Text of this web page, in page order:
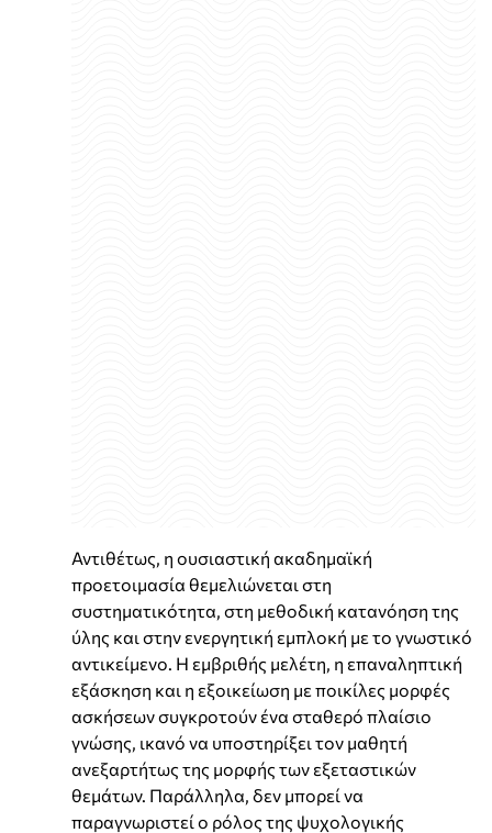
Αντιθέτως, η ουσιαστική ακαδημαϊκή
προετοιμασία θεμελιώνεται στη
συστηματικότητα, στη μεθοδική κατανόηση της
ύλης και στην ενεργητική εμπλοκή με το γνωστικό
αντικείμενο. Η εμβριθής μελέτη, η επαναληπτική
εξάσκηση και η εξοικείωση με ποικίλες μορφές
ασκήσεων συγκροτούν ένα σταθερό πλαίσιο
γνώσης, ικανό να υποστηρίξει τον μαθητή
ανεξαρτήτως της μορφής των εξεταστικών
θεμάτων. Παράλληλα, δεν μπορεί να
παραγνωριστεί ο ρόλος της ψυχολογικής